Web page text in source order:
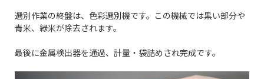
選別作業の終盤は、色彩選別機です。この機械では黒い部分や
青米、緑米が除去されます。
最後に金属検出器を通過、計量・袋詰めされ完成です。